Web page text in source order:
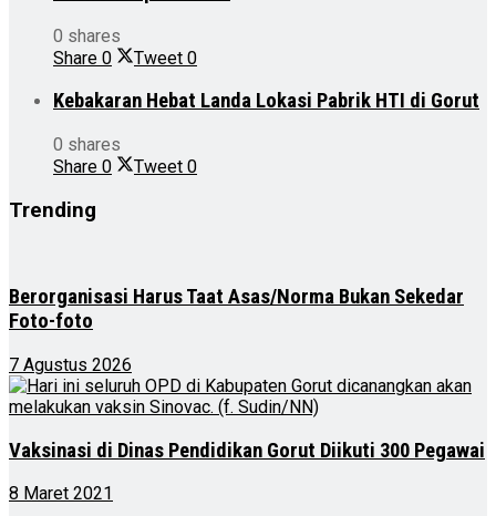
0 shares
Share 0 Tweet 0
Kebakaran Hebat Landa Lokasi Pabrik HTI di Gorut
0 shares
Share 0 Tweet 0
Trending
Berorganisasi Harus Taat Asas/Norma Bukan Sekedar
Foto-foto
7 Agustus 2026
Vaksinasi di Dinas Pendidikan Gorut Diikuti 300 Pegawai
8 Maret 2021